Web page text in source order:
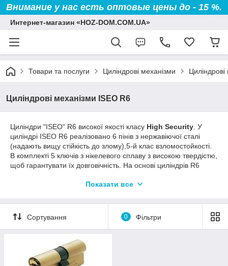
Внимание у нас есть оптовые цены до - 15 %.
Интернет-магазин «HOZ-DOM.COM.UA»
Товари та послуги Циліндрові механізми Циліндрові
Циліндрові механізми ISEO R6
Циліндри "ISEO" R6 високої якості класу High Security . У
циліндрі ISEO R6 реалізовано 6 пінів з нержавіючої сталі
(надають вищу стійкість до злому),5-й клас взломостойкості.
В комплекті 5 ключів з нікелевого сплаву з високою твердістю,
щоб гарантувати їх довговічність. На основі циліндрів R6
, систему«Один ключ»
Показати все
Сортування 0 Фільтри